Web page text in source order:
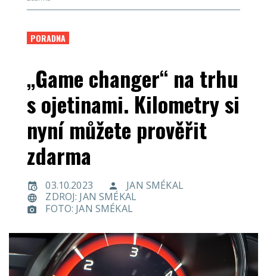
PORADNA
„Game changer“ na trhu
s ojetinami. Kilometry si
nyní můžete prověřit
zdarma
03.10.2023
JAN SMÉKAL
ZDROJ: JAN SMÉKAL
FOTO: JAN SMÉKAL